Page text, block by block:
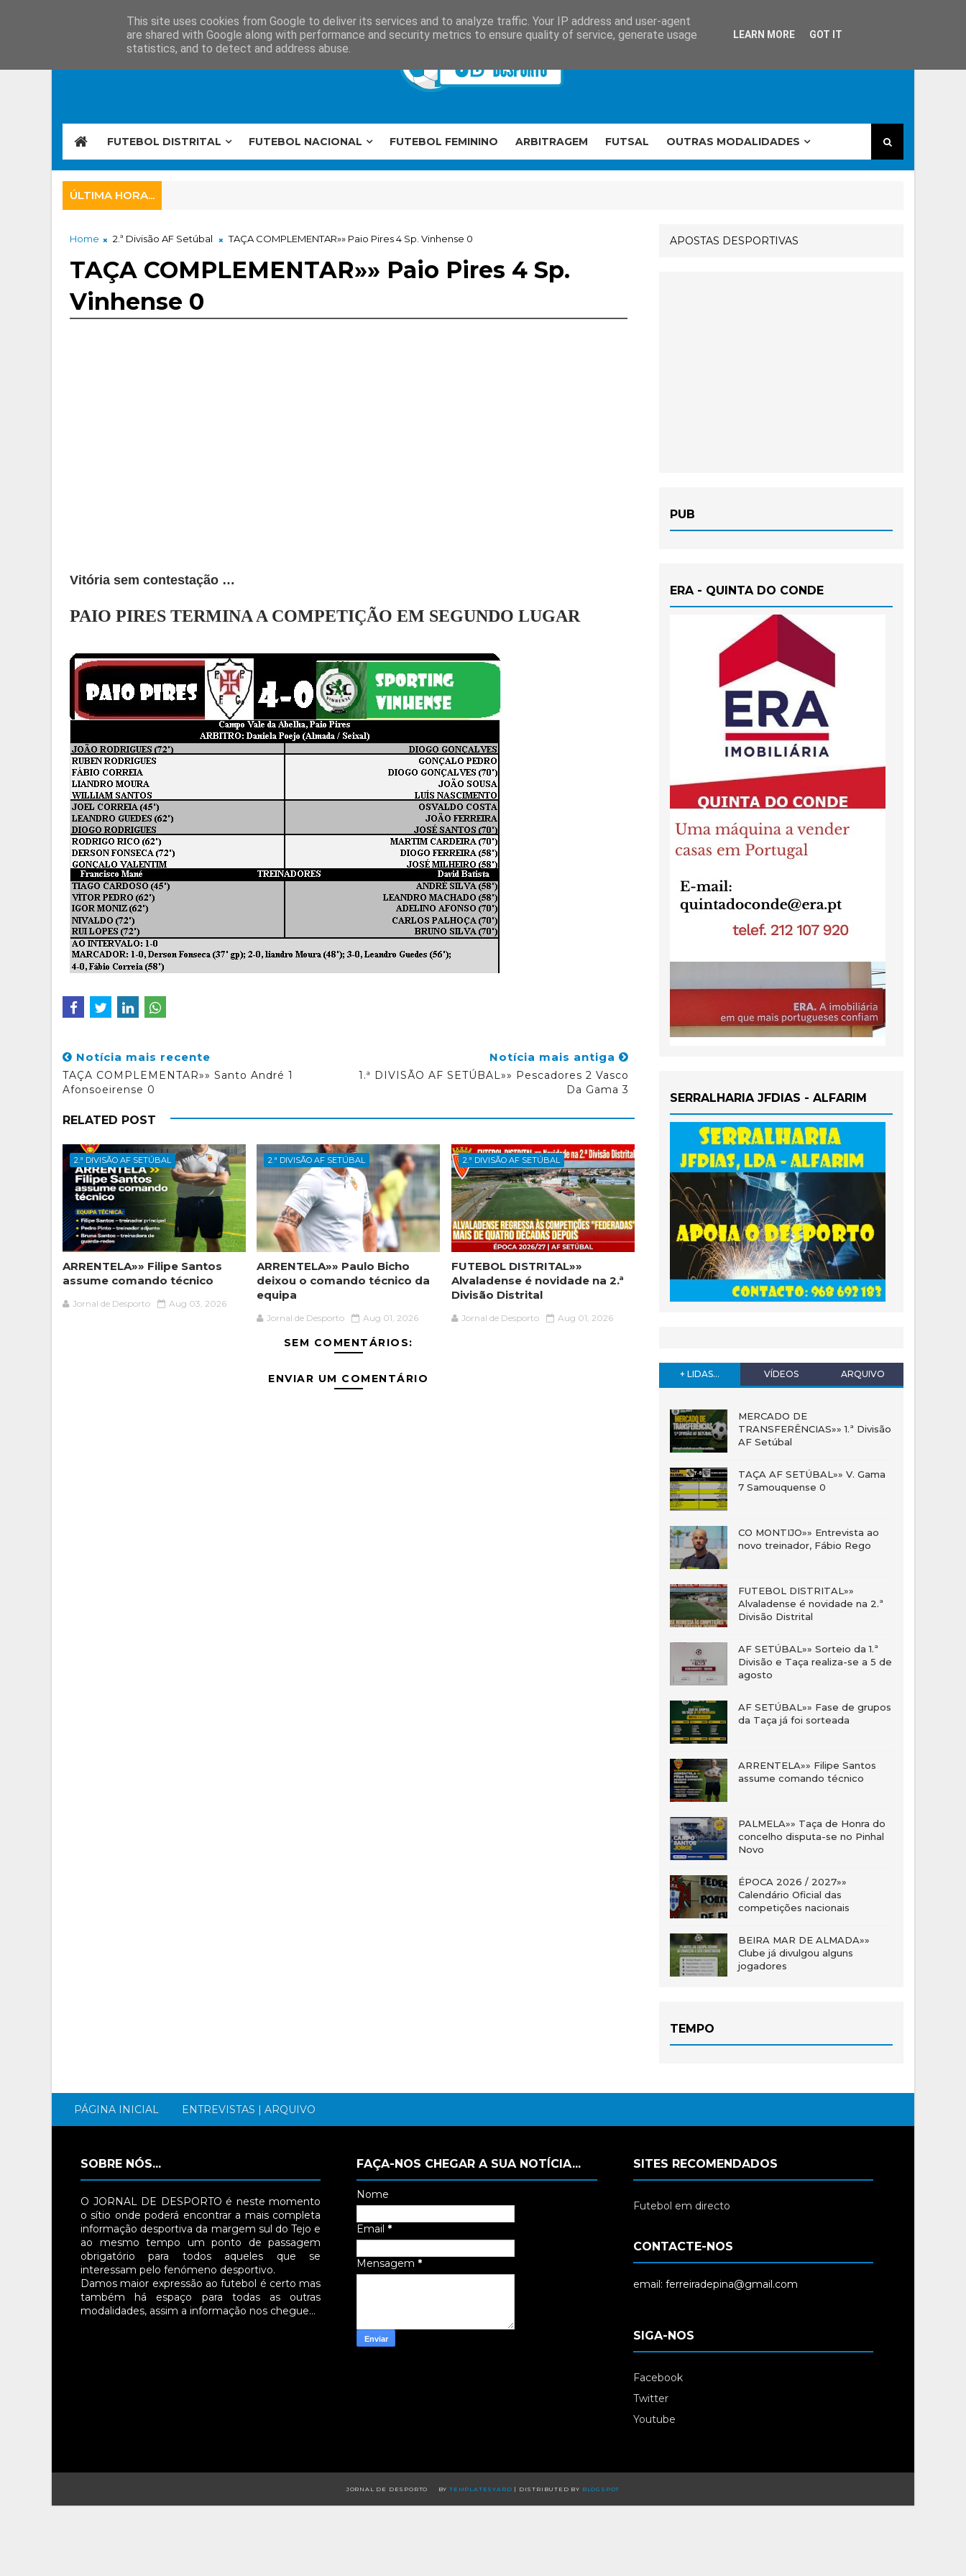
FUTEBOL DISTRITAL FUTEBOL NACIONAL FUTEBOL FEMININO ARBITRAGEM FUTSAL OUTRAS MODALIDADES
ÚLTIMA HORA...
Home 2.ª Divisão AF Setúbal TAÇA COMPLEMENTAR»» Paio Pires 4 Sp. Vinhense 0
TAÇA COMPLEMENTAR»» Paio Pires 4 Sp.
Vinhense 0
Vitória sem contestação …
PAIO PIRES TERMINA A COMPETIÇÃO EM SEGUNDO LUGAR
Notícia mais recente
TAÇA COMPLEMENTAR»» Santo André 1
Afonsoeirense 0
Notícia mais antiga
1.ª DIVISÃO AF SETÚBAL»» Pescadores 2 Vasco
Da Gama 3
RELATED POST
2.ª DIVISÃO AF SETÚBAL
ARRENTELA»» Filipe Santos
assume comando técnico
Jornal de Desporto Aug 03, 2026
2.ª DIVISÃO AF SETÚBAL
ARRENTELA»» Paulo Bicho
deixou o comando técnico da
equipa
Jornal de Desporto Aug 01, 2026
2.ª DIVISÃO AF SETÚBAL
FUTEBOL DISTRITAL»»
Alvaladense é novidade na 2.ª
Divisão Distrital
Jornal de Desporto Aug 01, 2026
SEM COMENTÁRIOS:
ENVIAR UM COMENTÁRIO
APOSTAS DESPORTIVAS
PUB
ERA - QUINTA DO CONDE
SERRALHARIA JFDIAS - ALFARIM
+ LIDAS... VÍDEOS ARQUIVO
MERCADO DE
TRANSFERÊNCIAS»» 1.ª Divisão
AF Setúbal
TAÇA AF SETÚBAL»» V. Gama
7 Samouquense 0
CO MONTIJO»» Entrevista ao
novo treinador, Fábio Rego
FUTEBOL DISTRITAL»»
Alvaladense é novidade na 2.ª
Divisão Distrital
AF SETÚBAL»» Sorteio da 1.ª
Divisão e Taça realiza-se a 5 de
agosto
AF SETÚBAL»» Fase de grupos
da Taça já foi sorteada
ARRENTELA»» Filipe Santos
assume comando técnico
PALMELA»» Taça de Honra do
concelho disputa-se no Pinhal
Novo
ÉPOCA 2026 / 2027»»
Calendário Oficial das
competições nacionais
BEIRA MAR DE ALMADA»»
Clube já divulgou alguns
jogadores
TEMPO
PÁGINA INICIAL ENTREVISTAS | ARQUIVO
SOBRE NÓS...
O JORNAL DE DESPORTO é neste momento
o sítio onde poderá encontrar a mais completa
informação desportiva da margem sul do Tejo e
ao mesmo tempo um ponto de passagem
obrigatório para todos aqueles que se
interessam pelo fenómeno desportivo.
Damos maior expressão ao futebol é certo mas
também há espaço para todas as outras
modalidades, assim a informação nos chegue…
FAÇA-NOS CHEGAR A SUA NOTÍCIA...
Nome
Email *
Mensagem *
SITES RECOMENDADOS
Futebol em directo
CONTACTE-NOS
email: ferreiradepina@gmail.com
SIGA-NOS
Facebook
Twitter
Youtube
JORNAL DE DESPORTO BY TEMPLATESYARD | DISTRIBUTED BY BLOGSPOT
This site uses cookies from Google to deliver its services and to analyze traffic. Your IP address and user-agent
are shared with Google along with performance and security metrics to ensure quality of service, generate usage
statistics, and to detect and address abuse.
LEARN MORE GOT IT